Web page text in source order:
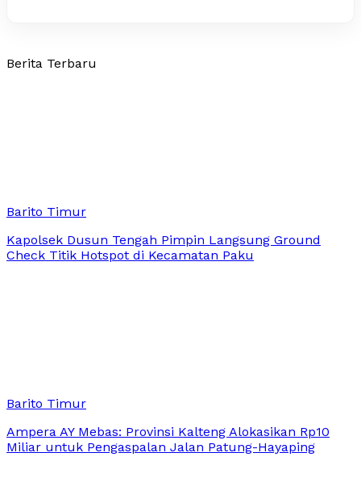
Berita Terbaru
Barito Timur
Kapolsek Dusun Tengah Pimpin Langsung Ground
Check Titik Hotspot di Kecamatan Paku
Barito Timur
Ampera AY Mebas: Provinsi Kalteng Alokasikan Rp10
Miliar untuk Pengaspalan Jalan Patung-Hayaping